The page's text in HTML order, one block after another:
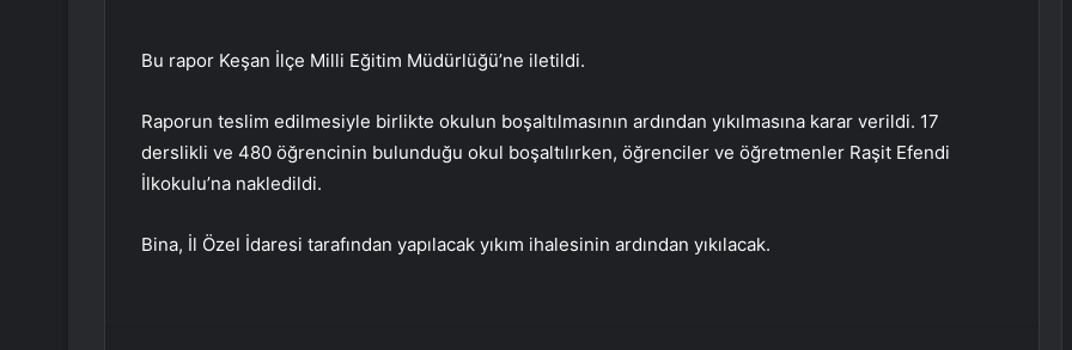
Bu rapor Keşan İlçe Milli Eğitim Müdürlüğü’ne iletildi.
Raporun teslim edilmesiyle birlikte okulun boşaltılmasının ardından yıkılmasına karar verildi. 17
derslikli ve 480 öğrencinin bulunduğu okul boşaltılırken, öğrenciler ve öğretmenler Raşit Efendi
İlkokulu’na nakledildi.
Bina, İl Özel İdaresi tarafından yapılacak yıkım ihalesinin ardından yıkılacak.